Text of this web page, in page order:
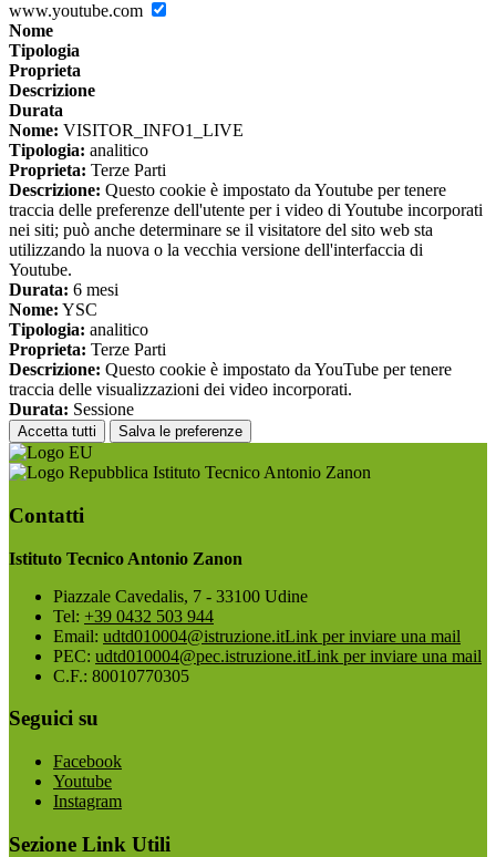
www.youtube.com
Nome
Tipologia
Proprieta
Descrizione
Durata
Nome: VISITOR_INFO1_LIVE
Tipologia: analitico
Proprieta: Terze Parti
Descrizione: Questo cookie è impostato da Youtube per tenere
traccia delle preferenze dell'utente per i video di Youtube incorporati
nei siti; può anche determinare se il visitatore del sito web sta
utilizzando la nuova o la vecchia versione dell'interfaccia di
Youtube.
Durata: 6 mesi
Nome: YSC
Tipologia: analitico
Proprieta: Terze Parti
Descrizione: Questo cookie è impostato da YouTube per tenere
traccia delle visualizzazioni dei video incorporati.
Durata: Sessione
Accetta tutti Salva le preferenze
Istituto Tecnico Antonio Zanon
Contatti
Istituto Tecnico Antonio Zanon
Piazzale Cavedalis, 7 - 33100 Udine
Tel: +39 0432 503 944
Email: udtd010004@istruzione.itLink per inviare una mail
PEC: udtd010004@pec.istruzione.itLink per inviare una mail
C.F.: 80010770305
Seguici su
Facebook
Youtube
Instagram
Sezione Link Utili